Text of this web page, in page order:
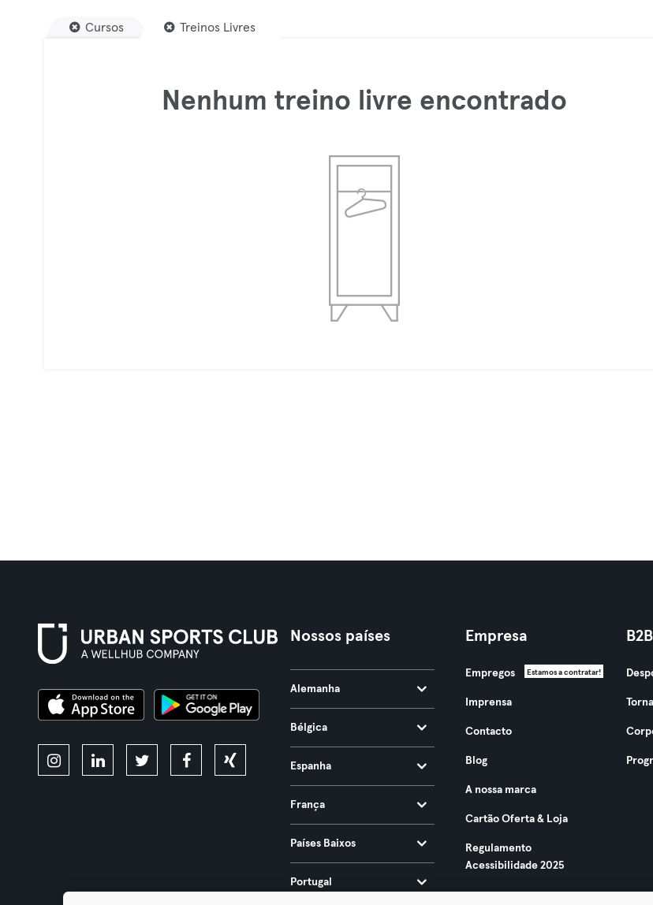
Cursos Treinos Livres
Nenhum treino livre encontrado
Nossos países
Alemanha
Bélgica
Espanha
França
Países Baixos
Portugal
Empresa
Empregos Estamos a contratar!
Imprensa
Contacto
Blog
A nossa marca
Cartão Oferta & Loja
Regulamento
Acessibilidade 2025
B2B